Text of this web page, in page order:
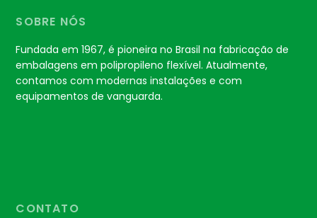
SOBRE NÓS
Fundada em 1967, é pioneira no Brasil na fabricação de
embalagens em polipropileno flexível. Atualmente,
contamos com modernas instalações e com
equipamentos de vanguarda.
CONTATO